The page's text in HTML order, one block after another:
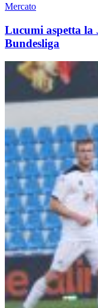
Mercato
Lucumi aspetta la
Bundesliga